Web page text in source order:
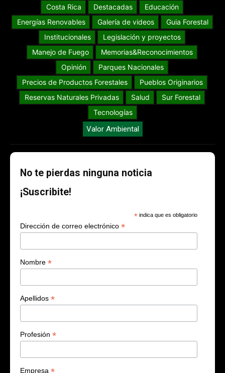
Costa Rica
Destacadas
Educación
Energías Renovables
Galería de videos
Guia Forestal
Institucionales
Legislación y proyectos
Manejo de Fuego
Memorias&Reconocimientos
Opinión
Parques Nacionales
Precios de Productos Forestales
Pueblos Originarios
Reservas Naturales Privadas
Salud
Sur Forestal
Tecnologías
Valor Ambiental
No te pierdas ninguna noticia
¡Suscribite!
* indica que es obligatorio
Dirección de correo electrónico *
Nombre *
Apellidos *
Profesión *
Empresa